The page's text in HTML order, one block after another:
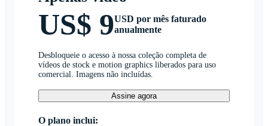
US$ 9USD por mês faturado
anualmente
Desbloqueie o acesso à nossa coleção completa de
vídeos de stock e motion graphics liberados para uso
comercial. Imagens não incluídas.
Assine agora
O plano inclui: